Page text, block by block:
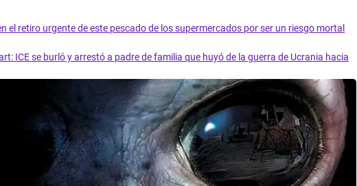
el retiro urgente de este pescado de los supermercados por ser un riesgo mortal
ICE se burló y arrestó a padre de familia que huyó de la guerra de Ucrania hacia